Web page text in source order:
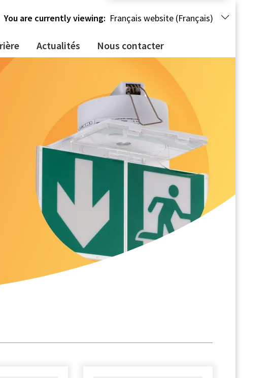
Actualités Nous contacter
You are currently viewing: Français website (Français)